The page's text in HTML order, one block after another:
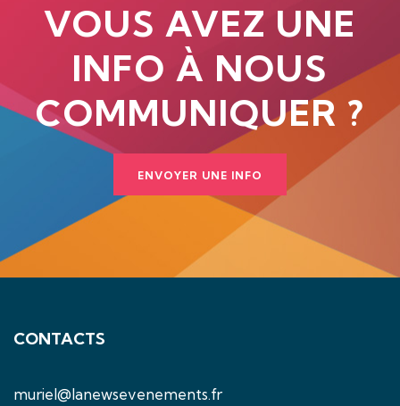
VOUS AVEZ UNE
INFO À NOUS
COMMUNIQUER ?
ENVOYER UNE INFO
CONTACTS
muriel@lanewsevenements.fr